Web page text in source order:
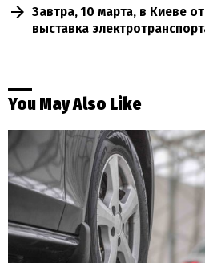
Завтра, 10 марта, в Киеве
выставка
You May Also Like